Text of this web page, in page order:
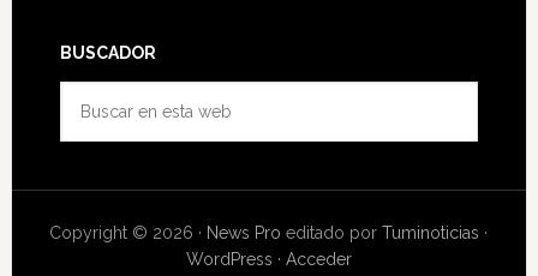
BUSCADOR
web
Copyright © 2026 · News Pro editado porTuminoticias ·
WordPress · Acceder